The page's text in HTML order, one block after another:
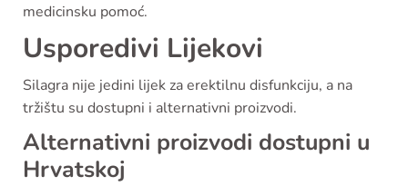
medicinsku pomoć.
Usporedivi Lijekovi
Silagra nije jedini lijek za erektilnu disfunkciju, a na
tržištu su dostupni i alternativni proizvodi.
Alternativni proizvodi dostupni u
Hrvatskoj